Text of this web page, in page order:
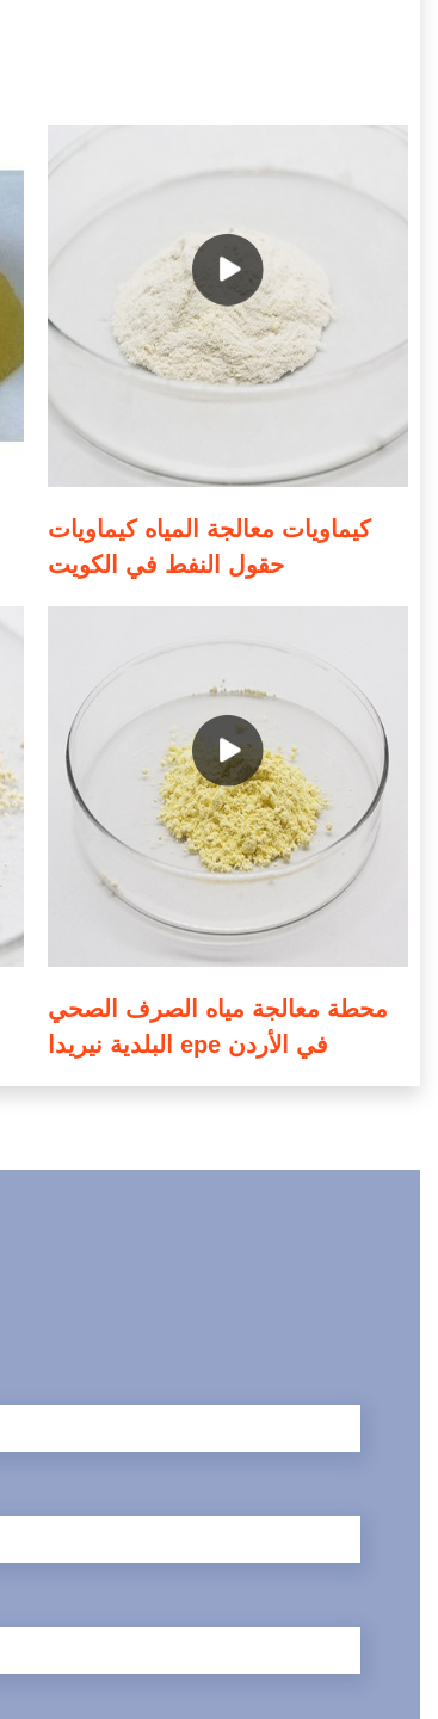
كيماويات معالجة المياه كيماويات
حقول النفط في الكويت
محطة معالجة مياه الصرف الصحي
البلدية نيريدا epe في الأردن